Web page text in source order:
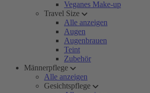
Veganes Make-up
Travel Size
Alle anzeigen
Augen
Augenbrauen
Teint
Zubehör
Männerpflege
Alle anzeigen
Gesichtspflege